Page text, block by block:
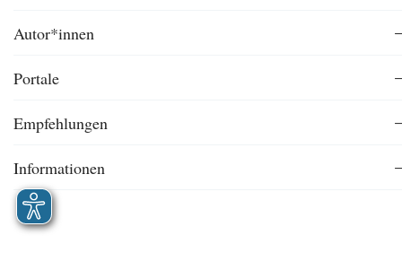
Autor*innen
Portale
Empfehlungen
Informationen